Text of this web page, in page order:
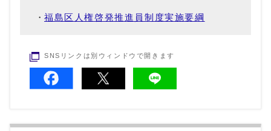
福島区人権啓発推進員制度実施要綱
SNSリンクは別ウィンドウで開きます